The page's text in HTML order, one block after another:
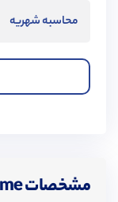
محاسبه شهریه
مشخصات Notre Dame